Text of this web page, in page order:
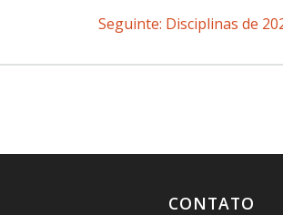
Seguinte: Post
Disciplinas de
CONTATO